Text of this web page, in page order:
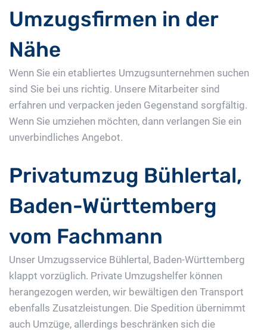
Umzugsfirmen in der
Nähe
Wenn Sie ein etabliertes Umzugsunternehmen suchen
sind Sie bei uns richtig. Unsere Mitarbeiter sind
erfahren und verpacken jeden Gegenstand sorgfältig.
Wenn Sie umziehen möchten, dann verlangen Sie ein
unverbindliches Angebot.
Privatumzug Bühlertal,
Baden-Württemberg
vom Fachmann
Unser Umzugsservice Bühlertal, Baden-Württemberg
klappt vorzüglich. Private Umzugshelfer können
herangezogen werden, wir bewältigen den Transport
ebenfalls Zusatzleistungen. Die Spedition übernimmt
auch Umzüge, allerdings beschränken sich die